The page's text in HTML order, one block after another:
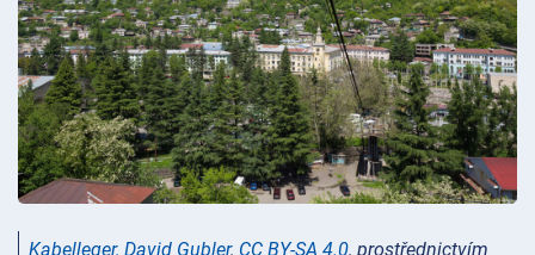
Kabelleger, David Gubler, CC BY-SA 4.0, prostřednictvím